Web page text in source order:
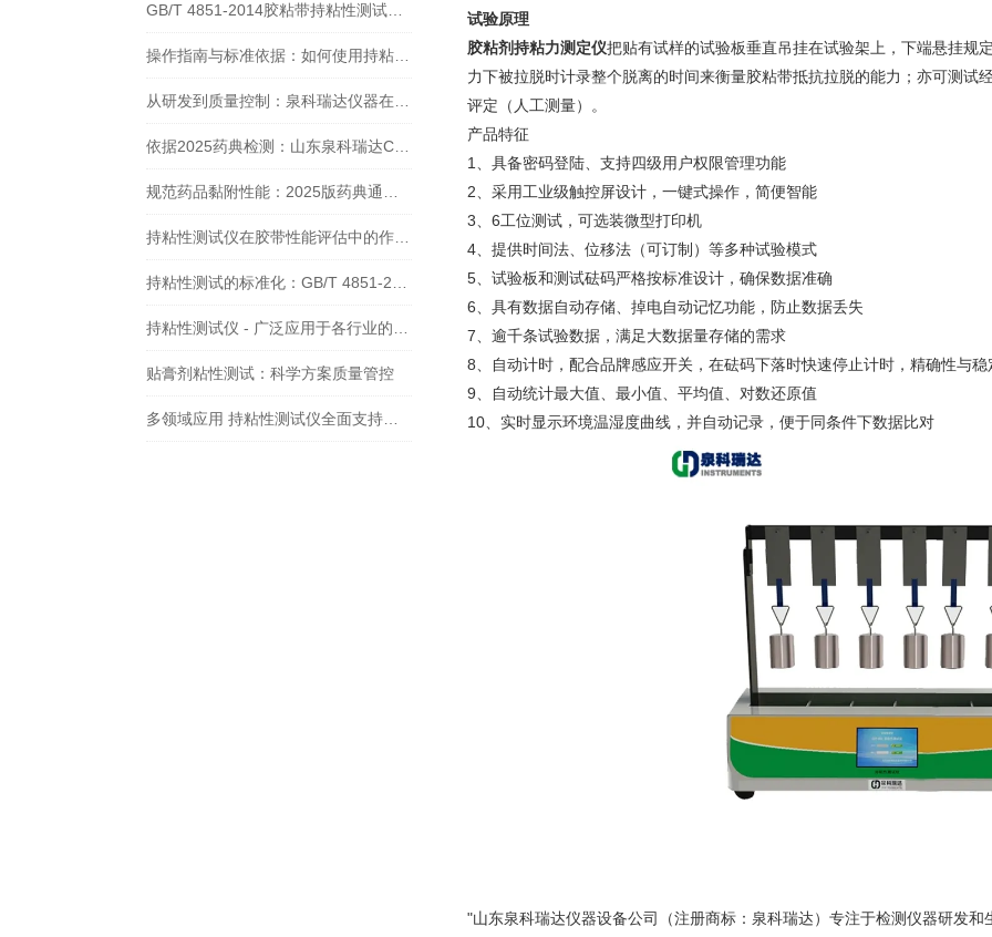
贴膏剂粘性测试：科学方案质量管控
试验原理
胶粘剂持粘力测定仪把贴有试样的试验板垂直吊挂在试验架上，下端悬挂规
力下被拉脱时计录整个脱离的时间来衡量胶粘带抵抗拉脱的能力；亦可测试
评定（人工测量）。
产品特征
1、具备密码登陆、支持四级用户权限管理功能
2、采用工业级触控屏设计，一键式操作，简便智能
3、6工位测试，可选装微型打印机
4、提供时间法、位移法（可订制）等多种试验模式
5、试验板和测试砝码严格按标准设计，确保数据准确
6、具有数据自动存储、掉电自动记忆功能，防止数据丢失
7、逾千条试验数据，满足大数据量存储的需求
8、自动计时，配合品牌感应开关，在砝码下落时快速停止计时，精确性与稳
9、自动统计最大值、最小值、平均值、对数还原值
10、实时显示环境温湿度曲线，并自动记录，便于同条件下数据比对
"山东泉科瑞达仪器设备公司（注册商标：泉科瑞达）专注于检测仪器研发